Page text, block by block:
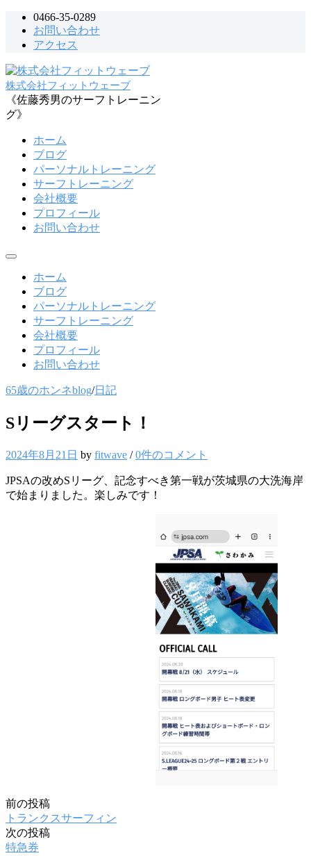
ツ
へ
ス
キ
0466-35-0289
お問い合わせ
アクセス
株式会社フィットウェーブ
《佐藤秀男のサーフトレーニン
グ》
ホーム
ブログ
パーソナルトレーニング
サーフトレーニング
会社概要
プロフィール
お問い合わせ
メ
ホーム
ブログ
パーソナルトレーニング
サーフトレーニング
会社概要
プロフィール
お問い合わせ
65歳のホンネblog/日記
Sリーグスタート！
2024年8月21日 by fitwave /0件のコメント
JPSAの改めSリーグ、記念すべき第一戦が茨城県の大洗海岸
で始まりました。楽しみです！
投
稿
ナ
前の投稿
トランクスサーフィン
次の投稿
特急券